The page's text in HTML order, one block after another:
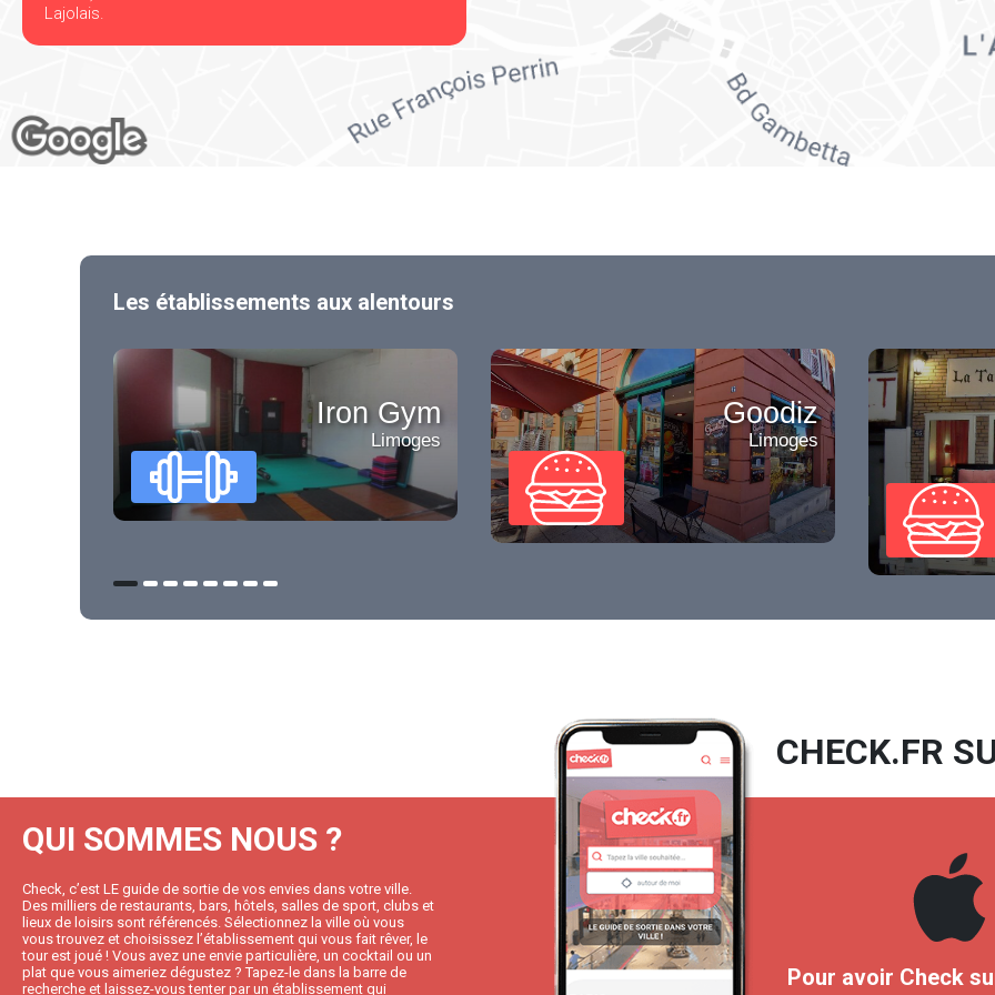
Lajolais.
Les établissements aux alentours
Iron Gym
Limoges
Goodiz
Limoges
QUI SOMMES NOUS ?
Check, c’est LE guide de sortie de vos envies dans votre ville.
Des milliers de restaurants, bars, hôtels, salles de sport, clubs et
lieux de loisirs sont référencés. Sélectionnez la ville où vous
vous trouvez et choisissez l’établissement qui vous fait rêver, le
tour est joué ! Vous avez une envie particulière, un cocktail ou un
plat que vous aimeriez dégustez ? Tapez-le dans la barre de
recherche et laissez-vous tenter par un établissement qui
CHECK.FR
Pour avoir Check